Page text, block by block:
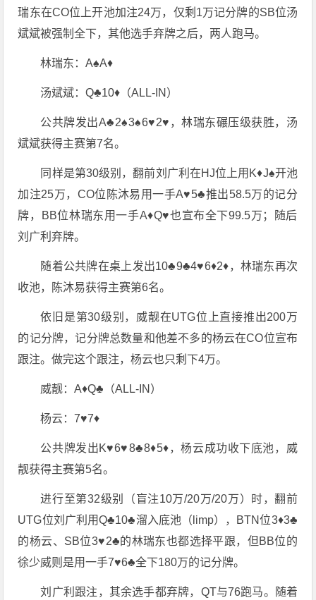
瑞东在CO位上开池加注24万，仅剩1万记分牌的SB位汤
斌斌被强制全下，其他选手弃牌之后，两人跑马。
林瑞东：A♠️A♦️
汤斌斌：Q♣️10♦️（ALL-IN）
公共牌发出A♣️2♠️3♠️6♥️2♥️，林瑞东碾压级获胜，汤
斌斌获得主赛第7名。
同样是第30级别，翻前刘广利在HJ位上用K♦️J♠️开池
加注25万，CO位陈沐易用一手A♥️5♣️推出58.5万的记分
牌，BB位林瑞东用一手A♦️Q♥️也宣布全下99.5万；随后
刘广利弃牌。
随着公共牌在桌上发出10♣️9♣️4♥️6♦️2♦️，林瑞东再次
收池，陈沐易获得主赛第6名。
依旧是第30级别，威靓在UTG位上直接推出200万
的记分牌，记分牌总数量和他差不多的杨云在CO位宣布
跟注。做完这个跟注，杨云也只剩下4万。
威靓：A♦️Q♣️（ALL-IN）
杨云：7♥️7♦️
公共牌发出K♥️6♥️8♣️8♦️5♦️，杨云成功收下底池，威
靓获得主赛第5名。
进行至第32级别（盲注10万/20万/20万）时，翻前
UTG位刘广利用Q♣️10♣️溜入底池（limp），BTN位3♦️3♣️
的杨云、SB位3♥️2♣️的林瑞东也都选择平跟，但BB位的
徐少威则是用一手7♥️6♣️全下180万的记分牌。
刘广利跟注，其余选手都弃牌，QT与76跑马。随着